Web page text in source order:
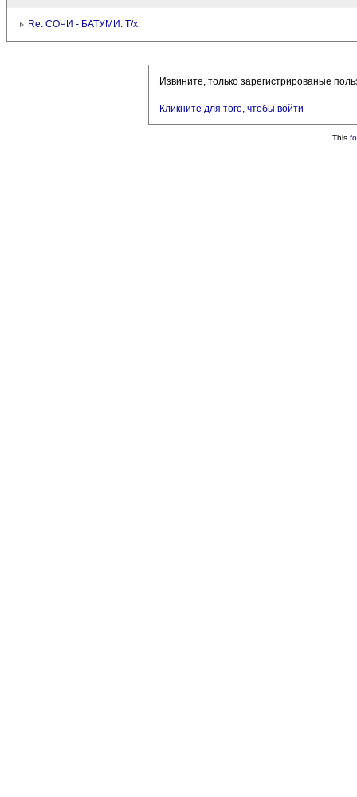
Re: СОЧИ - БАТУМИ. Т/х.
Извините, только зарегистрированые
Кликните для того, чтобы войти
This